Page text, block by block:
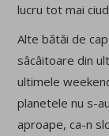
lucru tot mai
Alte bătăi de
sâcâitoare din
ultimele
planetele nu s-
aproape, ca-n